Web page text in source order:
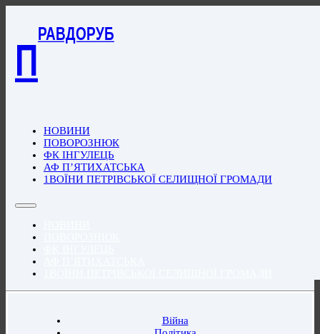
П
РАВДОРУБ
НОВИНИ
ПОВОРОЗНЮК
ФК ІНГУЛЕЦЬ
АФ П’ЯТИХАТСЬКА
1ВОЇНИ ПЕТРІВСЬКОЇ СЕЛИЩНОЇ ГРОМАДИ
Війна